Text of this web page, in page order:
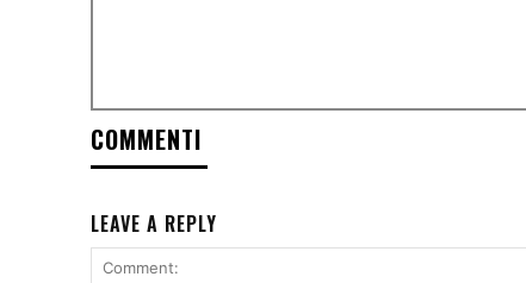
COMMENTI
LEAVE A REPLY